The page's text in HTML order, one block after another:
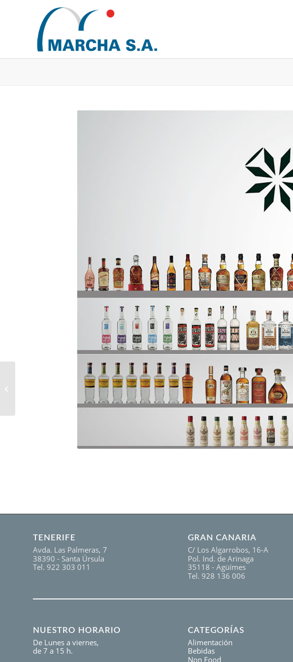
TENERIFE
Avda. Las Palmeras, 7
38390 - Santa Úrsula
Tel. 922 303 011
GRAN CANARIA
C/ Los Algarrobos, 16-A
Pol. Ind. de Arinaga
35118 - Agüímes
Tel. 928 136 006
NUESTRO HORARIO
De Lunes a viernes,
de 7 a 15 h.
CATEGORÍAS
Alimentación
Bebidas
Non Food